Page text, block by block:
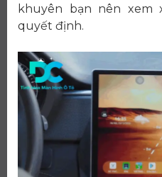
khuyên bạn nên
quyết định.